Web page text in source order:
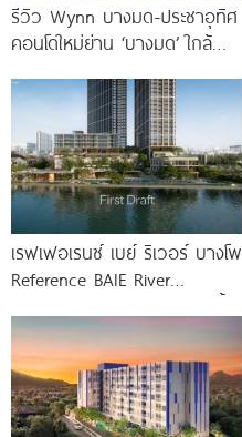
รีวิว Wynn บางมด-ประชาอุทิศ
คอนโดใหม่ย่าน ‘บางมด’ ใกล้
สายสีม่วง
เรฟเฟอเรนซ์ เบย์ ริเวอร์ บางโพ
Reference BAIE River
จาก